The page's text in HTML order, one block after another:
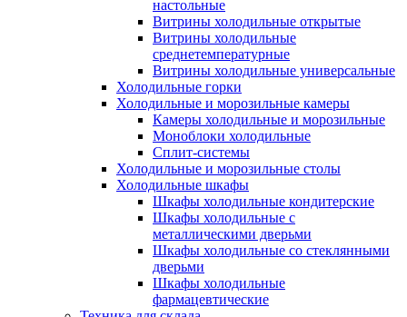
настольные
Витрины холодильные открытые
Витрины холодильные
среднетемпературные
Витрины холодильные универсальные
Холодильные горки
Холодильные и морозильные камеры
Камеры холодильные и морозильные
Моноблоки холодильные
Сплит-системы
Холодильные и морозильные столы
Холодильные шкафы
Шкафы холодильные кондитерские
Шкафы холодильные с
металлическими дверьми
Шкафы холодильные со стеклянными
дверьми
Шкафы холодильные
фармацевтические